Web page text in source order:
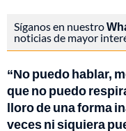
Síganos en nuestro
noticias de mayor
“No puedo hablar,
que no puedo
lloro de una forma
veces ni siquiera